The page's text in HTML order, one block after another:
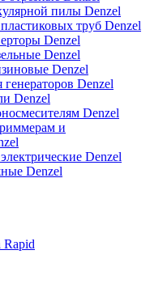
пилы Denzel
труб Denzel
Denzel
Denzel
Denzel
Denzel
Denzel
Denzel
и
Denzel
Denzel
Rapid